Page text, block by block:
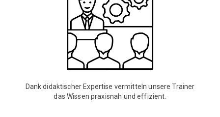
Dank didaktischer Expertise vermitteln unsere Trainer
das Wissen praxisnah und effizient.